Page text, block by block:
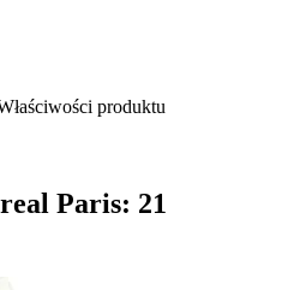
produktu
Paris: 21